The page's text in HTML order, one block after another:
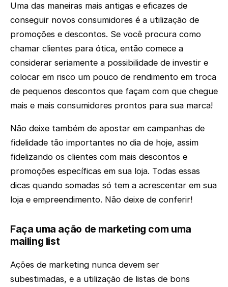
Uma das maneiras mais antigas e eficazes de
conseguir novos consumidores é a utilização de
promoções e descontos. Se você procura como
chamar clientes para ótica, então comece a
considerar seriamente a possibilidade de investir e
colocar em risco um pouco de rendimento em troca
de pequenos descontos que façam com que chegue
mais e mais consumidores prontos para sua marca!
Não deixe também de apostar em campanhas de
fidelidade tão importantes no dia de hoje, assim
fidelizando os clientes com mais descontos e
promoções específicas em sua loja. Todas essas
dicas quando somadas só tem a acrescentar em sua
loja e empreendimento. Não deixe de conferir!
Faça uma ação de marketing com uma
mailing list
Ações de marketing nunca devem ser
subestimadas, e a utilização de listas de bons